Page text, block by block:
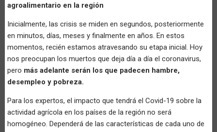
agroalimentario en la región
Inicialmente, las crisis se miden en segundos, posteriormente
en minutos, días, meses y finalmente en años. En estos
momentos, recién estamos atravesando su etapa inicial. Hoy
nos preocupan los muertos que deja día a día el coronavirus,
pero más adelante serán los que padecen hambre,
desempleo y pobreza.
Para los expertos, el impacto que tendrá el Covid-19 sobre la
actividad agrícola en los países de la región no será
homogéneo. Dependerá de las características de cada uno de